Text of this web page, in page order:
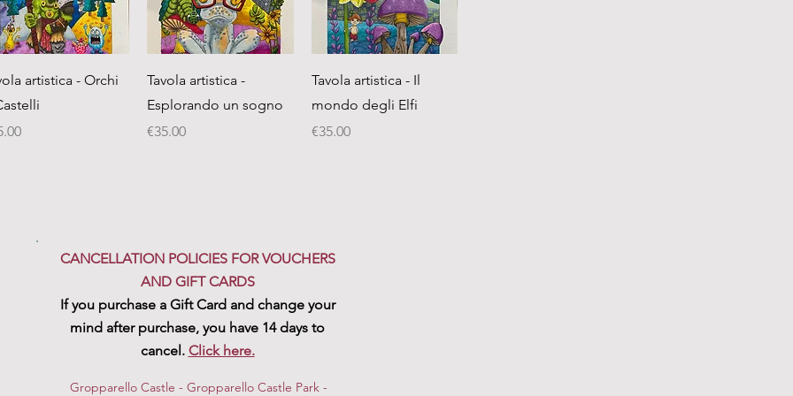
Quick View
artistica - Orchi
Quick View
Tavola artistica -
Esplorando un sogno
Price
€35.00
Quick View
Tavola artistica - Il
mondo degli Elfi
Price
€35.00
CANCELLATION POLICIES FOR VOUCHERS
AND GIFT CARDS
If you purchase a Gift Card and change your
mind after purchase, you have 14 days to
cancel. Click here.
Gropparello Castle - Gropparello Castle Park -